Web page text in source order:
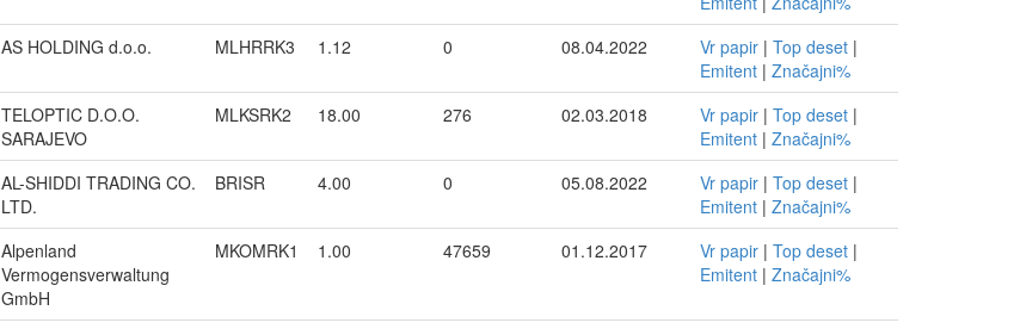
AS HOLDING d.o.o. MLHRRK3 1.12 0 08.04.2022 Vr papir | Top deset |
Emitent | Značajni%
TELOPTIC D.O.O.
SARAJEVO
MLKSRK2 18.00 276 02.03.2018 Vr papir | Top deset |
Emitent | Značajni%
AL-SHIDDI TRADING CO.
LTD.
BRISR 4.00 0 05.08.2022 Vr papir | Top deset |
Emitent | Značajni%
Alpenland
Vermogensverwaltung
GmbH
MKOMRK1 1.00 47659 01.12.2017 Vr papir | Top deset |
Emitent | Značajni%